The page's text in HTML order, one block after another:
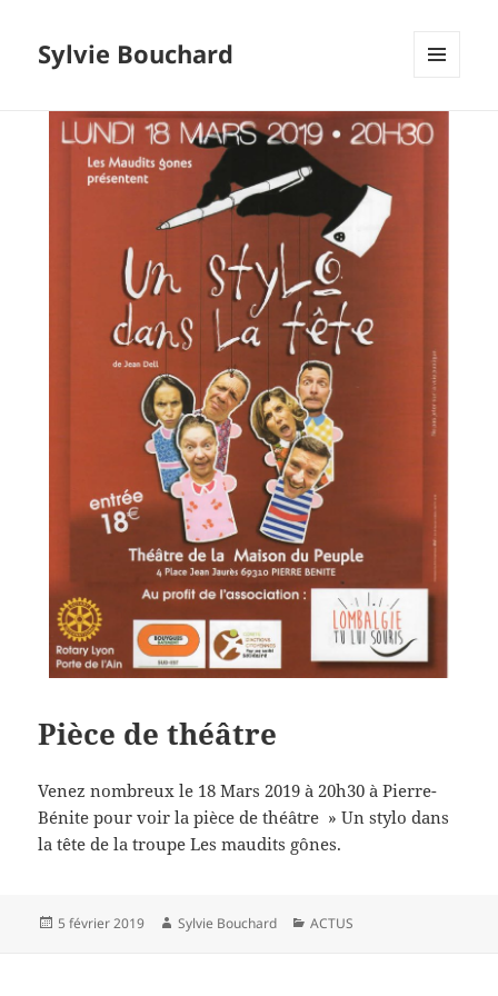
Sylvie Bouchard
WIDGETS
Pièce de théâtre
Venez nombreux le 18 Mars 2019 à 20h30 à Pierre-
Bénite pour voir la pièce de théâtre » Un stylo dans
la tête de la troupe Les maudits gônes.
Publié
5 février 2019 Auteur
Sylvie Bouchard Catégories
ACTUS